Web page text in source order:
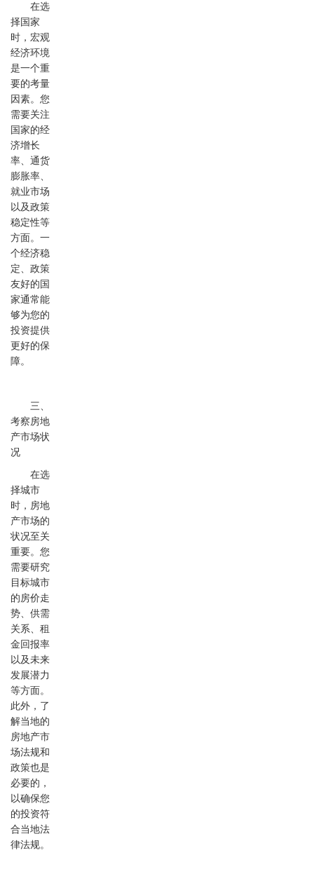
在选
择国家
时，宏观
经济环境
是一个重
要的考量
因素。您
需要关注
国家的经
济增长
率、通货
膨胀率、
就业市场
以及政策
稳定性等
方面。一
个经济稳
定、政策
友好的国
家通常能
够为您的
投资提供
更好的保
障。
三、
考察房地
产市场状
况
在选
择城市
时，房地
产市场的
状况至关
重要。您
需要研究
目标城市
的房价走
势、供需
关系、租
金回报率
以及未来
发展潜力
等方面。
此外，了
解当地的
房地产市
场法规和
政策也是
必要的，
以确保您
的投资符
合当地法
律法规。